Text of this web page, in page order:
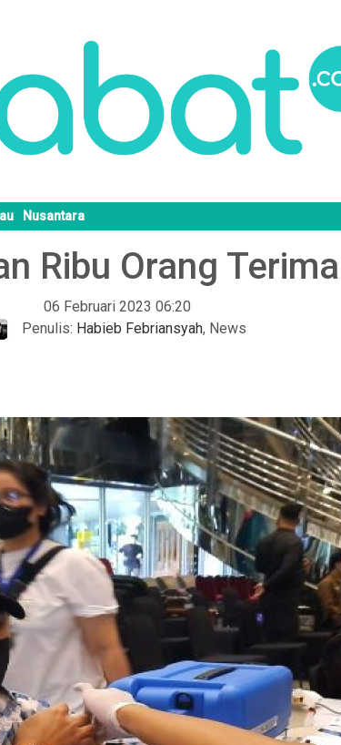
Nusantara
Ribu Orang
06 Februari 2023 06:20
Penulis: Habieb Febriansyah, News